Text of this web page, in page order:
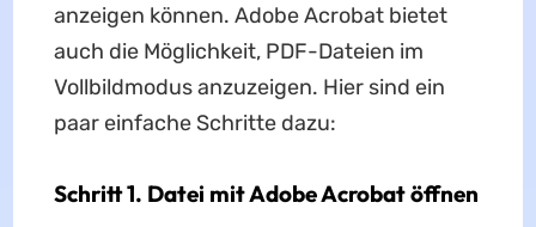
anzeigen können. Adobe Acrobat bietet
auch die Möglichkeit, PDF-Dateien im
Vollbildmodus anzuzeigen. Hier sind ein
paar einfache Schritte dazu:
Schritt 1. Datei mit Adobe Acrobat öffnen